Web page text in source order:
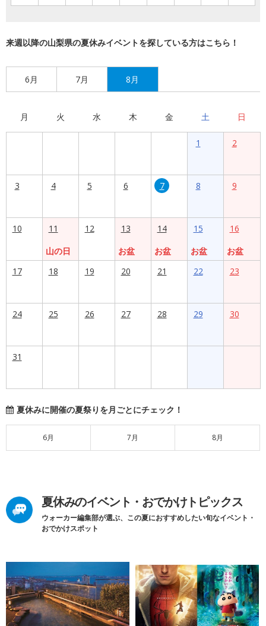
来週以降の山梨県の夏休みイベントを探している方はこちら！
6月 7月 8月
月 火 水 木 金 土 日
1 2
3 4 5 6 7 8 9
10
11
山の日
12
13
お盆
14
お盆
15
お盆
16
お盆
17
18 19 20 21 22 23
24 25 26 27 28 29 30
31
夏休みに開催の夏祭りを月ごとにチェック！
6月 7月 8月
夏休みのイベント・おでかけトピックス
ウォーカー編集部が選ぶ、この夏におすすめしたい旬なイベント・
おでかけスポット